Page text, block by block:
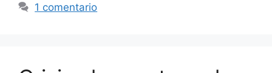
1 comentario